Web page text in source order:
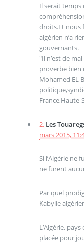
Il serait temps
droits.Et nous
algérien n’a
gouvernants.
"Il n’est de
proverbe bien
Mohamed EL
France,Haute-
2. Les
mars 2015,
Si l’Algérie ne
ne furent
Par quel
Kabylie
L’Algérie,
placée pour